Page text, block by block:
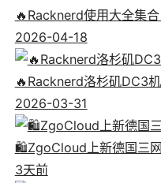
🔥Racknerd使用大全集
2026-04-18
🔥Racknerd洛杉矶DC3
2026-03-31
🛍️ZgoCloud上新德国三
3天前